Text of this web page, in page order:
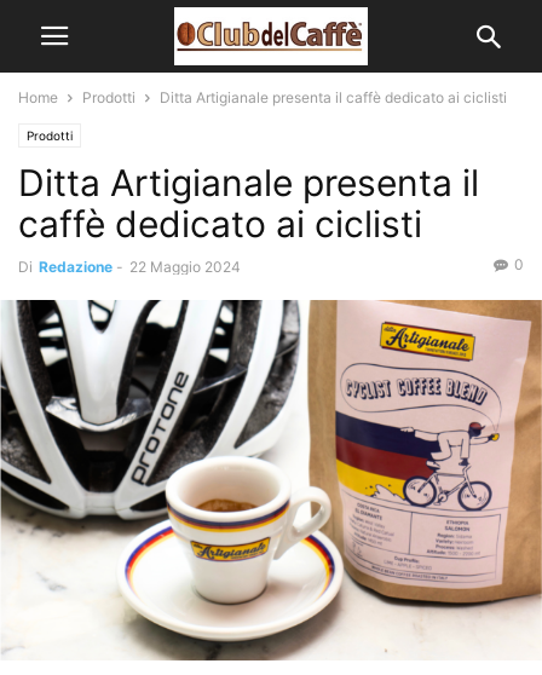
Home Prodotti Ditta Artigianale presenta il caffè dedicato ai ciclisti
Prodotti
Ditta Artigianale presenta il
caffè dedicato ai ciclisti
Di Redazione - 22 Maggio 2024 0